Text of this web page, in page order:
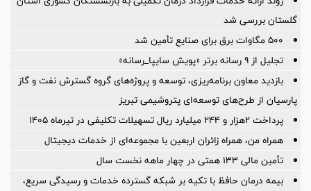
گلستان بررسی شد
۵۰۰ مگاوات برق برای صنایع تأمین شد
تجلیل از ۹ رسانه برتر «پویش سایپا_رسانه»
بازدید معاون برنامه‌ریزی، توسعه و پروژه‌های گروه گسترش نفت و گاز
پارسیان از طرح‌های توسعه‌ای پتروشیمی تبریز
پرداخت ۲هزار و ۲۴۴ میلیارد ریال تسهیلات تکلیفی در تیرماه ۱۴۰۵
همراه من، همراه زائران اربعین با مجموعه‌ای از خدمات دیجیتال
تأمین مالی 133 همتی در چهار ماهه نخست سال
بیمه درمان حافظ با تکیه بر شبکه گسترده خدمات و رسیدگی سریع،